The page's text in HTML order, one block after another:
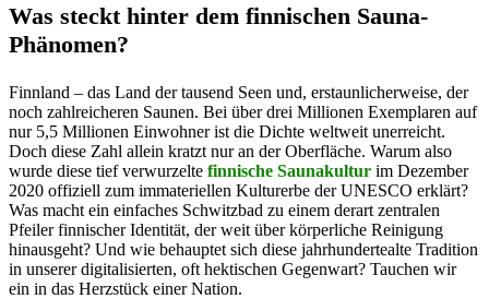
Was steckt hinter dem finnischen Sauna-
Phänomen?
Finnland – das Land der tausend Seen und, erstaunlicherweise, der
noch zahlreicheren Saunen. Bei über drei Millionen Exemplaren auf
nur 5,5 Millionen Einwohner ist die Dichte weltweit unerreicht.
Doch diese Zahl allein kratzt nur an der Oberfläche. Warum also
wurde diese tief verwurzelte finnische Saunakultur im Dezember
2020 offiziell zum immateriellen Kulturerbe der UNESCO erklärt?
Was macht ein einfaches Schwitzbad zu einem derart zentralen
Pfeiler finnischer Identität, der weit über körperliche Reinigung
hinausgeht? Und wie behauptet sich diese jahrhundertealte Tradition
in unserer digitalisierten, oft hektischen Gegenwart? Tauchen wir
ein in das Herzstück einer Nation.